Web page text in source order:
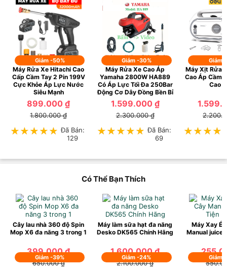
Giảm -50%
Máy Rửa Xe Hitachi Cao
Cấp Cầm Tay 2 Pin 199V
Cực Khỏe Áp Lực Nước
Siêu Mạnh
899.000 ₫
1.800.000 ₫
★★★★★
★★★★★ Đã Bán:
129
Giảm -30%
Máy Rửa Xe Cao Áp
Yamaha 2800W HA889
Có Áp Lực Tối Đa 250Bar
Động Cơ Dây Đồng Bền Bỉ
1.599.000 ₫
2.300.000 ₫
★★★★★
★★★★★ Đã Bán:
69
Giảm
Máy Xịt Rửa
Cao Áp Cầm
Cao
Có Thể Bạn Thích
Giảm -39%
Cây lau nhà 360 độ Spin
Mop X6 đa năng 3 trong 1
399.000 ₫
650.000 ₫
Giảm -24%
Máy làm sữa hạt đa năng
Desko DK565 Chính Hãng
1.600.000 ₫
2.100.000 ₫
Giảm
Máy Xay
Manual